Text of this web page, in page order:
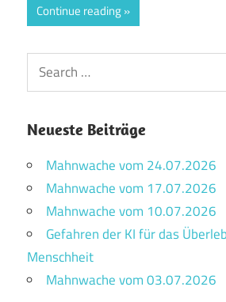
Continue reading
Search
for:
Neueste Beiträge
Mahnwache vom 24.07.2026
Mahnwache vom 17.07.2026
Mahnwache vom 10.07.2026
Gefahren der KI für das
Menschheit
Mahnwache vom 03.07.2026